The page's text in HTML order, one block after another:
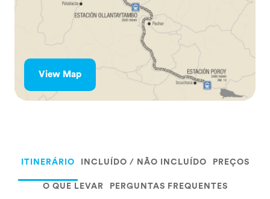
View Map
ITINERÁRIO INCLUÍDO / NÃO INCLUÍDO PREÇOS
O QUE LEVAR PERGUNTAS FREQUENTES